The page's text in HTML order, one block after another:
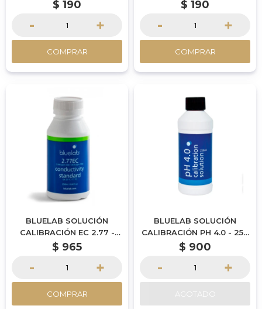
$ 190
- +
COMPRAR
$ 190
- +
COMPRAR
BLUELAB SOLUCIÓN
CALIBRACIÓN EC 2.77 -
250 ML | POR ENCARGUE
$ 965
- +
COMPRAR
BLUELAB SOLUCIÓN
CALIBRACIÓN PH 4.0 - 250
ML | POR ENCARGUE
$ 900
- +
AGOTADO